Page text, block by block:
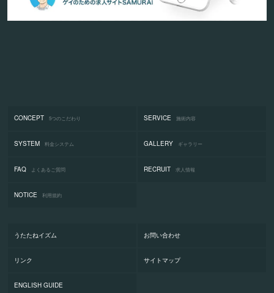
CONCEPT 5つのこだわり SERVICE 施術内容
SYSTEM 料金システム GALLERY ギャラリー
FAQ よくあるご質問 RECRUIT 求人情報
NOTICE 利用規約
うたたねイズム お問い合わせ
リンク サイトマップ
ENGLISH GUIDE